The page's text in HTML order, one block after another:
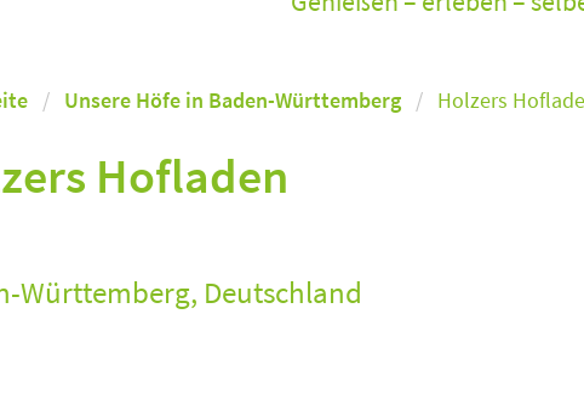
Unsere Höfe in Baden-Württemberg Holzers
Hofladen
Württemberg, Deutschland